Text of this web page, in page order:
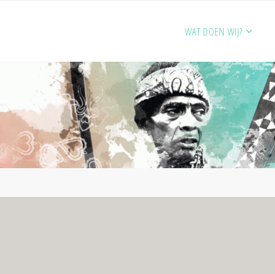
WAT DOEN WIJ?